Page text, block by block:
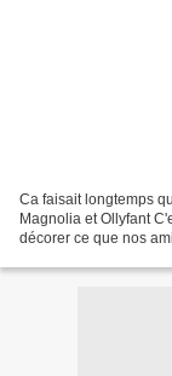
Ca faisait longtemps
Magnolia et Ollyfant
décorer ce que nos